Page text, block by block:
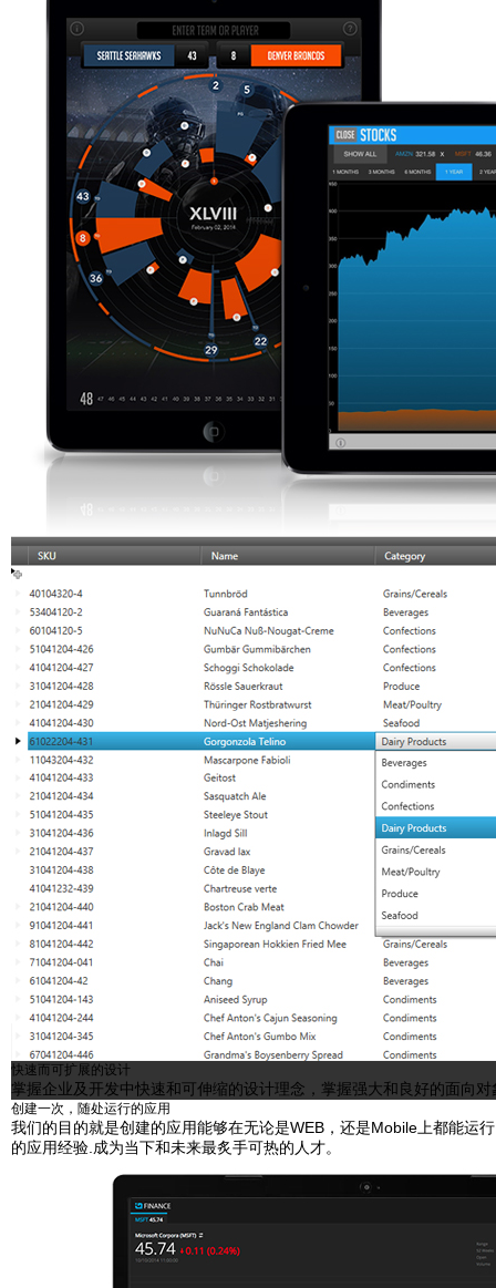
快速而可扩展的设计
掌握企业及开发中快速和可伸缩的设计理念，掌握强大和良好的面向
创建一次，随处运行的应用
我们的目的就是创建的应用能够在无论是WEB，还是Mobile上都能运
的应用经验.成为当下和未来最炙手可热的人才。